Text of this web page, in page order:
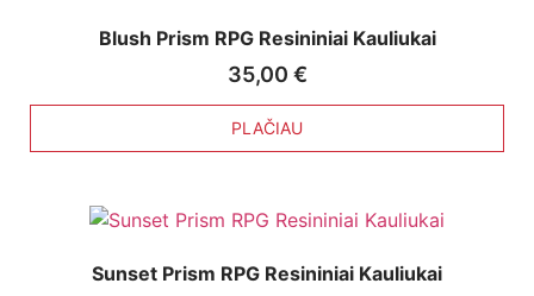
Blush Prism RPG Resininiai Kauliukai
35,00 €
PLAČIAU
Sunset Prism RPG Resininiai Kauliukai